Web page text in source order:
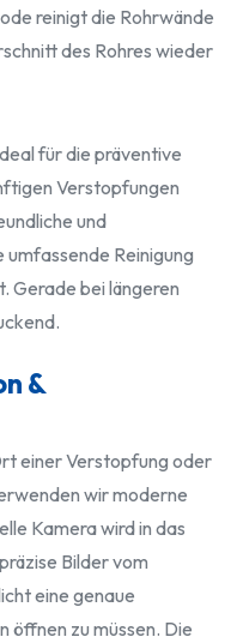
reinigt die Rohrwände
des Rohres wieder
für die präventive
Verstopfungen
und
Reinigung
Gerade bei längeren
&
einer Verstopfung oder
wir moderne
Kamera wird in das
Bilder vom
eine genaue
öffnen zu müssen. Die